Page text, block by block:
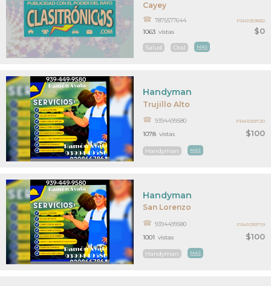
Cayey
$0
7875577644
Salud Oral MAS
1063 vistas
PR41059832
Trujillo Alto
$100
Handyman
9394499580
Handyman MAS
1078 vistas
PR41039720
San Lorenzo
$100
Handyman
9394499580
Handyman MAS
1001 vistas
PR41039719